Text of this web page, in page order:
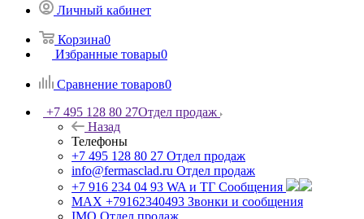
Личный кабинет
Корзина0
Избранные товары0
Сравнение товаров0
+7 495 128 80 27Отдел продаж
Назад
Телефоны
+7 495 128 80 27 Отдел продаж
info@fermasclad.ru Отдел продаж
+7 916 234 04 93 WA и ТГ Сообщения
MAX +79162340493 Звонки и сообщения
IMO Отдел продаж